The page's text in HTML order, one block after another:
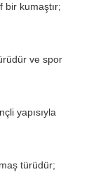
bir kumaştır;
ve spor
yapısıyla
türüdür;